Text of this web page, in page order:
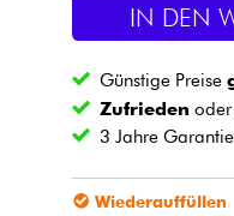
Kabel &
IN DEN
Günstige Preise
Zufrieden
3 Jahre Garantie
Wiederauffüllen